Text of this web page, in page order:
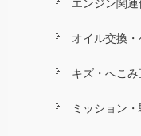
エンジン関
オイル交換
キズ・へこみ
ミッション